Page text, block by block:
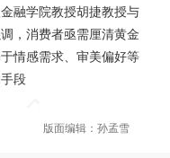
融学院教授胡捷教授与
，消费者亟需厘清黄金
情感需求、审美偏好等
段
版面编辑：孙孟雪